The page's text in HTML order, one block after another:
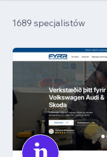
1689 specjalistów